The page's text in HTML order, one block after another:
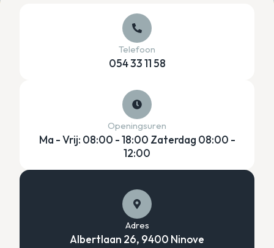
Telefoon
054 33 11 58
Openingsuren
Ma - Vrij: 08:00 - 18:00 Zaterdag 08:00 -
12:00
Adres
Albertlaan 26, 9400 Ninove